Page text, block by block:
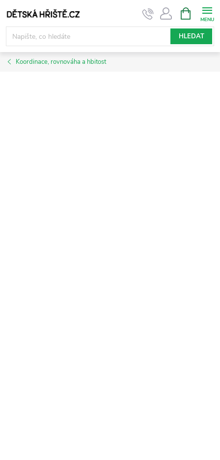
na
obsah
HLEDAT
NÁKUPNÍ
KOŠÍK
Koordinace, rovnováha a hbitost